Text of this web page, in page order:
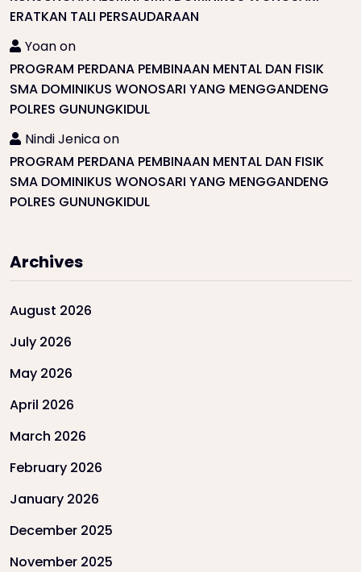
ERATKAN TALI PERSAUDARAAN
Yoanon
PROGRAM PERDANA PEMBINAAN MENTAL DAN FISIK
SMA DOMINIKUS WONOSARI YANG MENGGANDENG
POLRES GUNUNGKIDUL
Nindi Jenicaon
PROGRAM PERDANA PEMBINAAN MENTAL DAN FISIK
SMA DOMINIKUS WONOSARI YANG MENGGANDENG
POLRES GUNUNGKIDUL
Archives
August 2026
July 2026
May 2026
April 2026
March 2026
February 2026
January 2026
December 2025
November 2025